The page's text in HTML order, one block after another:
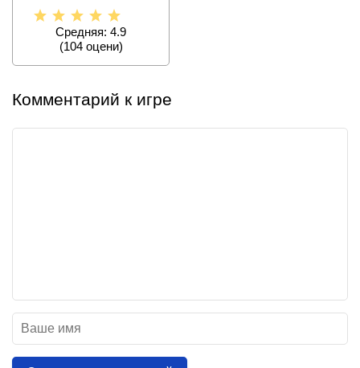
проклятого
Средняя: 4.9
(104оцени)
Комментарий к игре